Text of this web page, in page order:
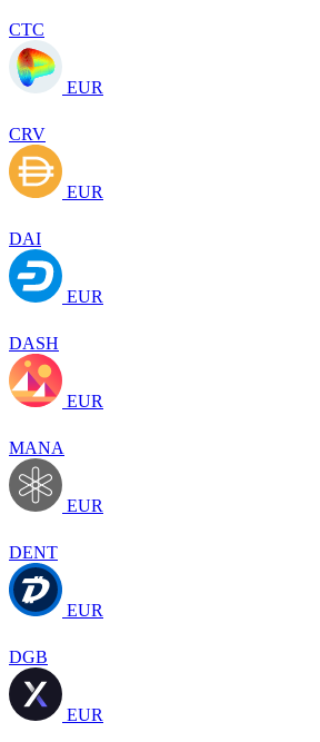
CTC
EUR
CRV
EUR
DAI
EUR
DASH
EUR
MANA
EUR
DENT
EUR
DGB
EUR